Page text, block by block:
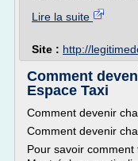
Lire la suite
Site : http://
Comment
Espace Taxi
Comment devenir
Comment devenir
Pour savoir